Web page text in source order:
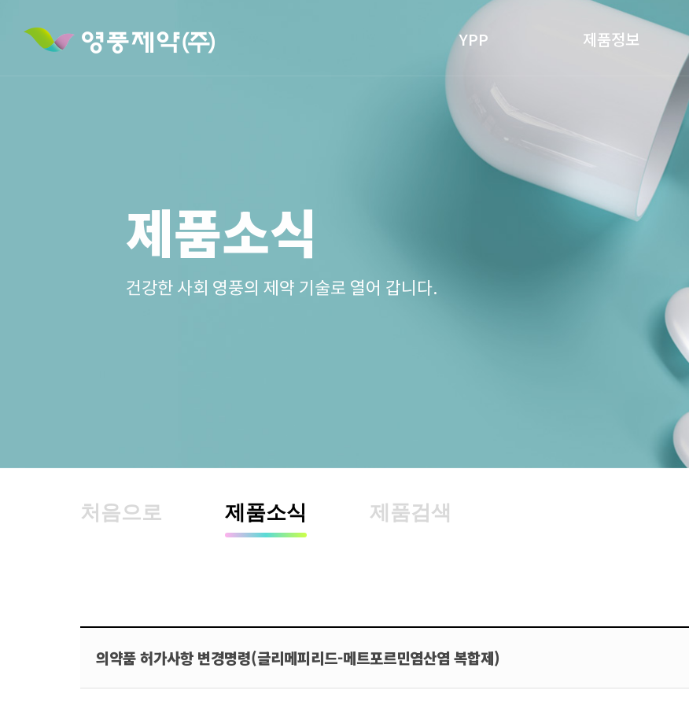
YPP 제품정보
제품소식
건강한 사회 영풍의 제약 기술로 열어 갑니다.
처음으로 제품소식 제품검색
의약품 허가사항 변경명령(글리메피리드-메트포르민염산염 복합제)